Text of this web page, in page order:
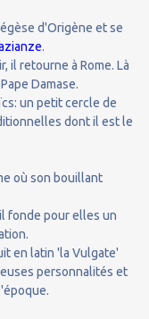
d'Origène et se
.
il retourne à Rome. Là
Damase.
un petit cercle de
dont il est le
où son bouillant
fonde pour elles un
en latin 'la Vulgate'
personnalités et